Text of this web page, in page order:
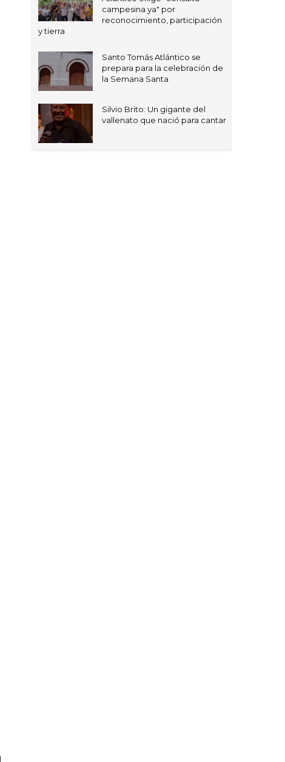
campesina ya" por
reconocimiento, participación
y tierra
Santo Tomás Atlántico se
prepara para la celebración de
la Semana Santa
Silvio Brito: Un gigante del
vallenato que nació para cantar